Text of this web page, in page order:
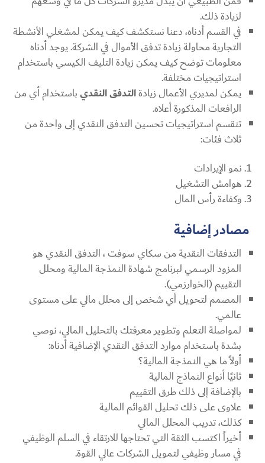
لزيادة ذلك.
في القسم أدناه، دعنا نستكشف كيف يمكن لمشغلي الأنشطة
التجارية محاولة زيادة تدفق الأموال في الشركة. يوجد أدناه
معلومات توضح كيف يمكن زيادة التليف الكيسي باستخدام
استراتيجيات مختلفة.
يمكن لمديري الأعمال زيادةالتدفق النقديباستخدام أي من
الرافعات المذكورة أعلاه.
تنقسم استراتيجيات تحسين التدفق النقدي إلى واحدة من
ثلاث فئات:
نمو الإيرادات
هوامش التشغيل
وكفاءة رأس المال
مصادر إضافية
التدفقات النقدية من سكاي سوفت ، التدفق النقدي هو
المزود الرسمي لبرنامج شهادة النمذجة المالية ومحلل
التقييم (الخوارزمي).
المصمم لتحويل أي شخص إلى محلل مالي على مستوى
عالمي.
لمواصلة التعلم وتطوير معرفتك بالتحليل المالي، نوصي
بشدة باستخدام موارد التدفق النقدي الإضافية أدناه:
أولاً ما هي النمذجة المالية؟
ثانيًا أنواع النماذج المالية
بالإضافة إلى ذلك طرق التقييم
علاوى على ذلك تحليل القوائم المالية
كذلك، تدريب المحلل المالي
أخيراً اكتسب الثقة التي تحتاجها للارتقاء في السلم الوظيفي
في مسار وظيفي لتمويل الشركات عالي القوة.